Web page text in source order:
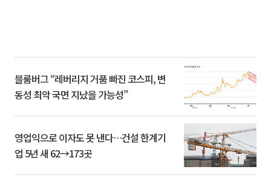
블룸버그 “레버리지 거품 빠진 코스피, 변
동성 최악 국면 지났을 가능성”
영업익으로 이자도 못 낸다…건설 한계기
업 5년 새 62→173곳